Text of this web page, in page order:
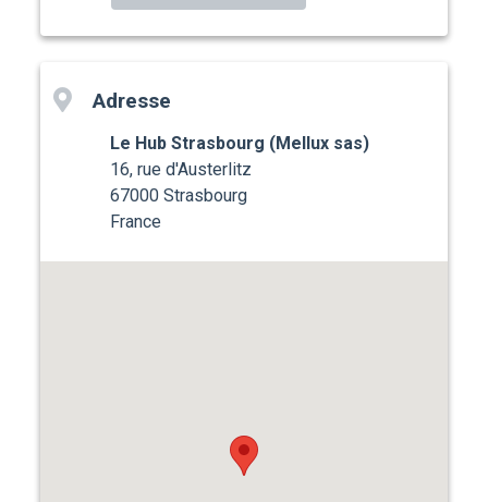
Adresse
Le Hub Strasbourg (Mellux sas)
16, rue d'Austerlitz
67000 Strasbourg
France